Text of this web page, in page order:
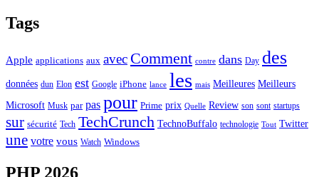
Tags
Apple applications aux avec Comment contre dans Day des
données dun Elon est Google iPhone lance les mais Meilleures Meilleurs
Microsoft Musk par pas pour Prime prix Quelle Review son sont startups
sur sécurité Tech TechCrunch TechnoBuffalo technologie Tout Twitter
une votre vous Watch Windows
PHP 2026